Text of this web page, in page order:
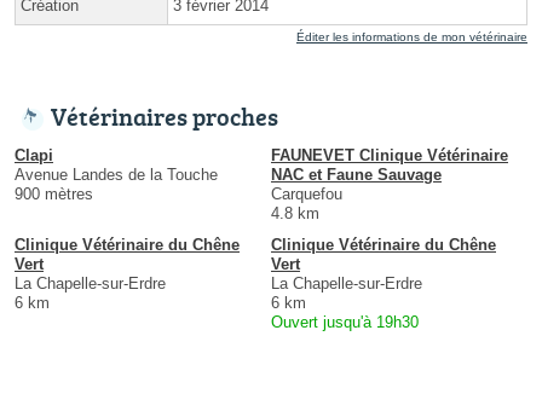
Création 3 février 2014
Éditer les informations de mon vétérinaire
Vétérinaires proches
Clapi
Avenue Landes de la Touche
900 mètres
FAUNEVET Clinique Vétérinaire
NAC et Faune Sauvage
Carquefou
4.8 km
Clinique Vétérinaire du Chêne
Vert
La Chapelle-sur-Erdre
6 km
Clinique Vétérinaire du Chêne
Vert
La Chapelle-sur-Erdre
6 km
Ouvert jusqu'à 19h30